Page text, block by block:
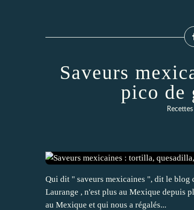
Saveurs
pico de
Qui dit " saveurs mexicaines ", dit le blog
Laurange , n'est plus au Mexique depuis
au Mexique et qui nous a régalés...